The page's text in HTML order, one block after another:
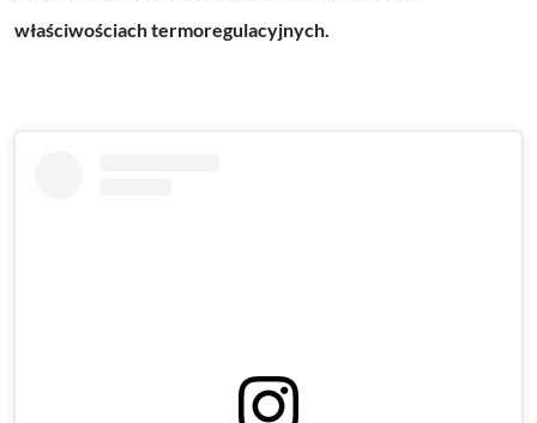
właściwościach termoregulacyjnych.